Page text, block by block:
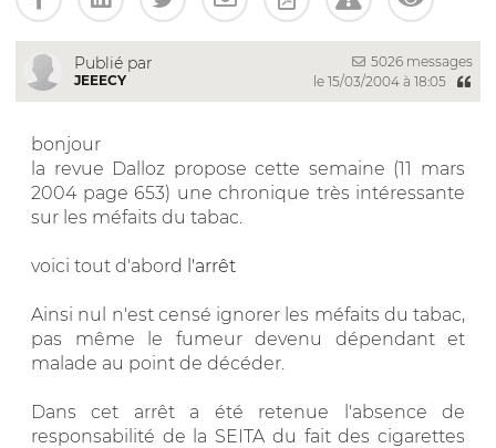
Publié par
JEEECY
5026 messages
le 15/03/2004 à 18:05
bonjour
la revue Dalloz propose cette semaine (11 mars
2004 page 653) une chronique très intéressante
sur les méfaits du tabac.
voici tout d'abord l'arrêt
Ainsi nul n'est censé ignorer les méfaits du tabac,
pas même le fumeur devenu dépendant et
malade au point de décéder.
Dans cet arrêt a été retenue l'absence de
responsabilité de la SEITA du fait des cigarettes